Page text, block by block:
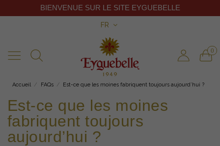
FR
0
BIENVENUE SUR LE SITE EYGUEBELLE
Accueil FAQs Est-ce que les moines fabriquent toujours aujourd’hui ?
Est-ce que les moines
fabriquent toujours
aujourd’hui ?